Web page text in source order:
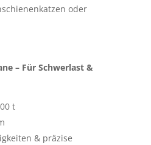
oder
– Für Schwerlast &
t
& präzise